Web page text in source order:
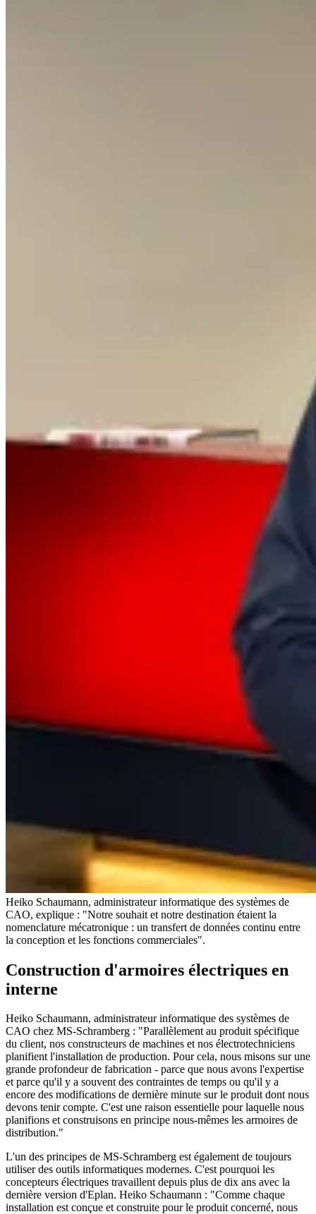
Heiko Schaumann, administrateur informatique des systèmes de
CAO, explique : "Notre souhait et notre destination étaient la
nomenclature mécatronique : un transfert de données continu entre
la conception et les fonctions commerciales".
Construction d'armoires électriques en
interne
Heiko Schaumann, administrateur informatique des systèmes de
CAO chez MS-Schramberg : "Parallèlement au produit spécifique
du client, nos constructeurs de machines et nos électrotechniciens
planifient l'installation de production. Pour cela, nous misons sur une
grande profondeur de fabrication - parce que nous avons l'expertise
et parce qu'il y a souvent des contraintes de temps ou qu'il y a
encore des modifications de dernière minute sur le produit dont nous
devons tenir compte. C'est une raison essentielle pour laquelle nous
planifions et construisons en principe nous-mêmes les armoires de
distribution."
L'un des principes de MS-Schramberg est également de toujours
utiliser des outils informatiques modernes. C'est pourquoi les
concepteurs électriques travaillent depuis plus de dix ans avec la
dernière version d'Eplan. Heiko Schaumann : "Comme chaque
installation est conçue et construite pour le produit concerné, nous